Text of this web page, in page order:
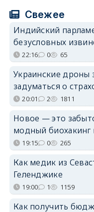
Свежее
Индийский
безусловных
22:16 0 65
Украинские дроны
задуматься о
20:01 2 1811
Новое — это
модный биохакинг
19:15 0 265
Как медик из
Геленджике
19:00 1 1159
Как получить